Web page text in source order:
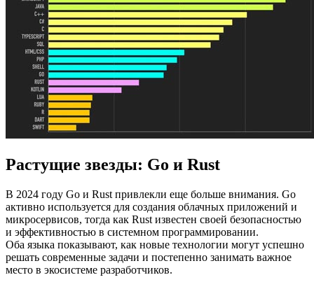
Растущие звезды: Go и Rust
В 2024 году Go и Rust привлекли еще больше внимания. Go
активно используется для создания облачных приложений и
микросервисов, тогда как Rust известен своей безопасностью
и эффективностью в системном программировании.
Оба языка показывают, как новые технологии могут успешно
решать современные задачи и постепенно занимать важное
место в экосистеме разработчиков.